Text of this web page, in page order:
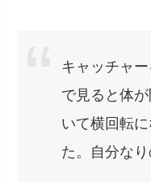
キャッチャ
で見ると体
いて横回転
た。自分な